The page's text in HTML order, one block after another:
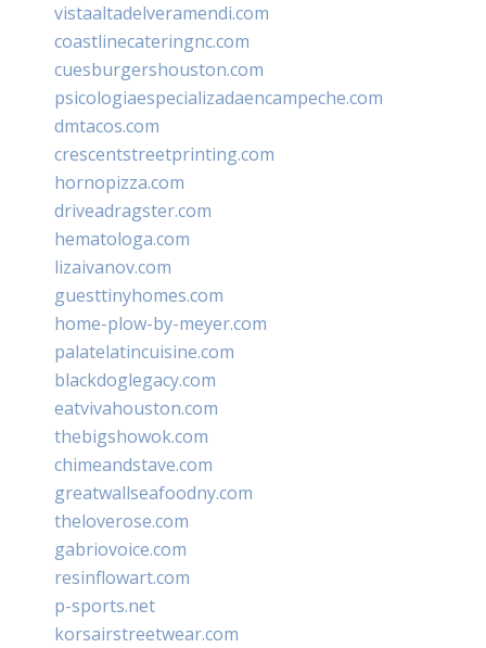
vistaaltadelveramendi.com
coastlinecateringnc.com
cuesburgershouston.com
psicologiaespecializadaencampeche.com
dmtacos.com
crescentstreetprinting.com
hornopizza.com
driveadragster.com
hematologa.com
lizaivanov.com
guesttinyhomes.com
home-plow-by-meyer.com
palatelatincuisine.com
blackdoglegacy.com
eatvivahouston.com
thebigshowok.com
chimeandstave.com
greatwallseafoodny.com
theloverose.com
gabriovoice.com
resinflowart.com
p-sports.net
korsairstreetwear.com